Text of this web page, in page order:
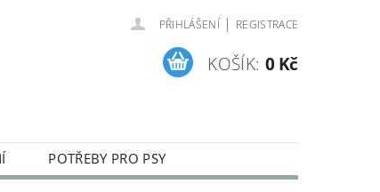
PŘIHLÁŠENÍ | REGISTRACE
KOŠÍK: 0 Kč
POTŘEBY PRO PSY